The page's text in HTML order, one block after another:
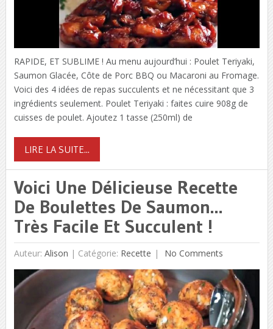
RAPIDE, ET SUBLIME ! Au menu aujourd’hui : Poulet Teriyaki,
Saumon Glacée, Côte de Porc BBQ ou Macaroni au Fromage.
Voici des 4 idées de repas succulents et ne nécessitant que 3
ingrédients seulement. Poulet Teriyaki : faites cuire 908g de
cuisses de poulet. Ajoutez 1 tasse (250ml) de
LIRE LA SUITE...
Voici Une Délicieuse Recette
De Boulettes De Saumon…
Très Facile Et Succulent !
Auteur: Alison | Catégorie: Recette No Comments